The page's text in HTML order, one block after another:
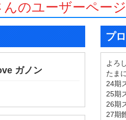
のユーザーページ
ガノン
プ
よろ
たま
24期
25期
26期
27期